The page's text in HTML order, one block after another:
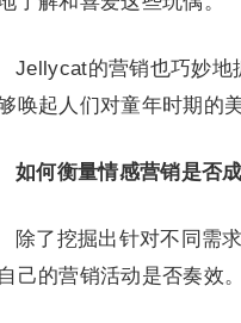
Jellycat的营销也巧妙地
唤起人们对童年时期的
如何衡量情感营销是否
除了挖掘出针对不同需
己的营销活动是否奏效